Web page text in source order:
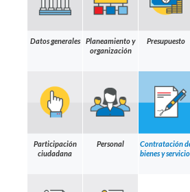
Datos generales
Planeamiento y
organización
Presupuesto
Participación
ciudadana
Personal
Contratación
bienes y